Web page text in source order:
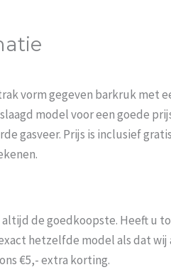
vorm gegeven barkruk met
model voor een goede
gasveer. Prijs is inclusief
de goedkoopste. Heeft u
hetzelfde model als dat wij
€5,- extra korting.